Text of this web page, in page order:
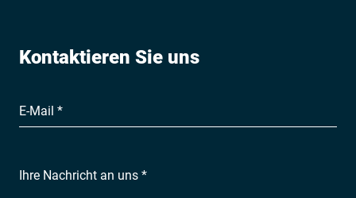
Kontaktieren Sie uns
E-Mail *
Ihre Nachricht an uns *